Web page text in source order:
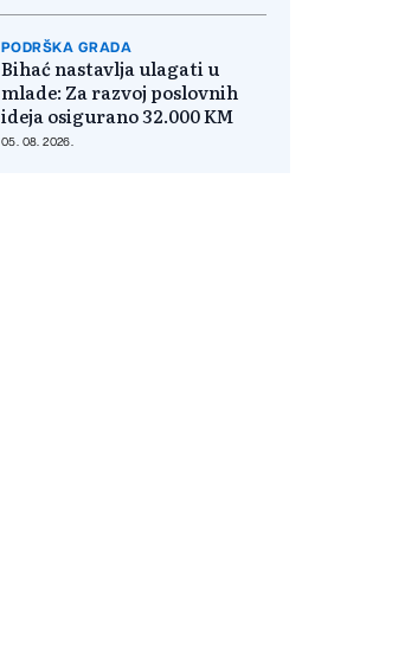
PODRŠKA GRADA
Bihać nastavlja ulagati u
mlade: Za razvoj poslovnih
ideja osigurano 32.000 KM
05. 08. 2026.